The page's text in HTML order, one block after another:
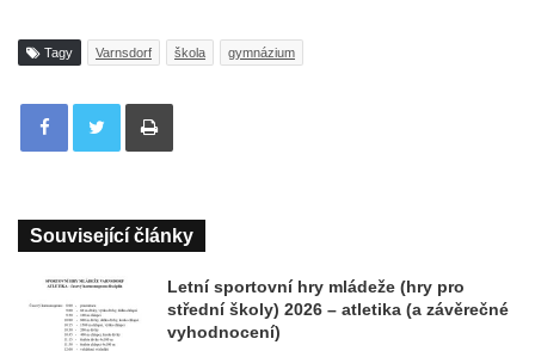
Tagy Varnsdorf škola gymnázium
Tisknout
Související články
Letní sportovní hry mládeže (hry pro
střední školy) 2026 – atletika (a závěrečné
vyhodnocení)